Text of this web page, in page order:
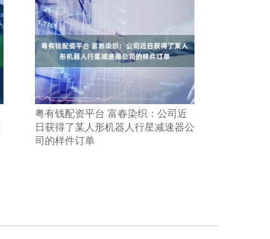
粤有钱配资平台 富春染织：公司近
日获得了某人形机器人行星减速器公
司的样件订单